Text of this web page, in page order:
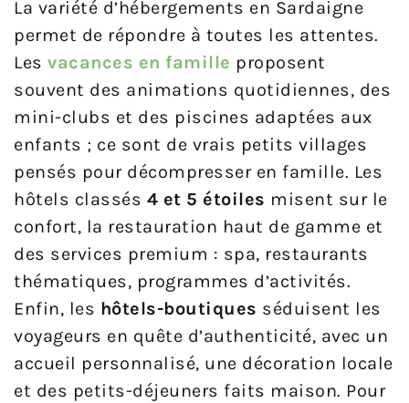
La variété d’hébergements en Sardaigne
permet de répondre à toutes les attentes.
Les vacances en famille proposent
souvent des animations quotidiennes, des
mini-clubs et des piscines adaptées aux
enfants ; ce sont de vrais petits villages
pensés pour décompresser en famille. Les
hôtels classés 4 et 5 étoiles misent sur le
confort, la restauration haut de gamme et
des services premium : spa, restaurants
thématiques, programmes d’activités.
Enfin, les hôtels-boutiques séduisent les
voyageurs en quête d’authenticité, avec un
accueil personnalisé, une décoration locale
et des petits-déjeuners faits maison. Pour